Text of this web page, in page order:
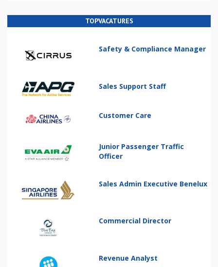
TOPVACATURES
Safety & Compliance Manager
Sales Support Staff
Customer Care
Junior Passenger Traffic
Officer
Sales Admin Executive Benelux
Commercial Director
Revenue Analyst